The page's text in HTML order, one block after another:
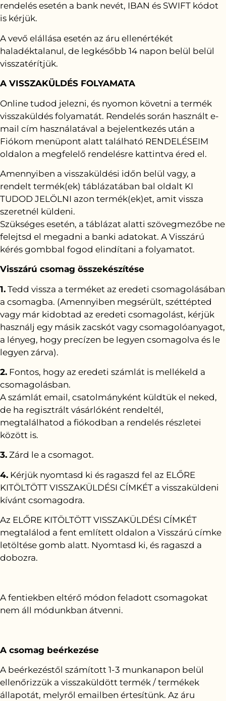
rendelés esetén a bank nevét, IBAN és SWIFT kódot
is kérjük.
A vevő elállása esetén az áru ellenértékét
haladéktalanul, de legkésőbb 14 napon belül belül
visszatérítjük.
A VISSZAKÜLDÉS FOLYAMATA
Online tudod jelezni, és nyomon követni a termék
visszaküldés folyamatát. Rendelés során használt e-
mail cím használatával a bejelentkezés után a
Fiókom menüpont alatt található RENDELÉSEIM
oldalon a megfelelő rendelésre kattintva éred el.
Amennyiben a visszaküldési időn belül vagy, a
rendelt termék(ek) táblázatában bal oldalt KI
TUDOD JELÖLNI azon termék(ek)et, amit vissza
szeretnél küldeni.
Szükséges esetén, a táblázat alatti szövegmezőbe ne
felejtsd el megadni a banki adatokat. A Visszárú
kérés gombbal fogod elindítani a folyamatot.
Visszárú csomag összekészítése
1. Tedd vissza a terméket az eredeti csomagolásában
a csomagba. (Amennyiben megsérült, széttépted
vagy már kidobtad az eredeti csomagolást, kérjük
használj egy másik zacskót vagy csomagolóanyagot,
a lényeg, hogy precízen be legyen csomagolva és le
legyen zárva).
2. Fontos, hogy az eredeti számlát is mellékeld a
csomagolásban.
A számlát email, csatolmányként küldtük el neked,
de ha regisztrált vásárlóként rendeltél,
megtalálhatod a fiókodban a rendelés részletei
között is.
3. Zárd le a csomagot.
4. Kérjük nyomtasd ki és ragaszd fel az ELŐRE
KITÖLTÖTT VISSZAKÜLDÉSI CÍMKÉT a visszaküldeni
kívánt csomagodra.
Az ELŐRE KITÖLTÖTT VISSZAKÜLDÉSI CÍMKÉT
megtalálod a fent említett oldalon a Visszárú címke
letöltése gomb alatt. Nyomtasd ki, és ragaszd a
dobozra.
A fentiekben eltérő módon feladott csomagokat
nem áll módunkban átvenni.
A csomag beérkezése
A beérkezéstől számított 1-3 munkanapon belül
ellenőrizzük a visszaküldött termék / termékek
állapotát, melyről emailben értesítünk. Az áru